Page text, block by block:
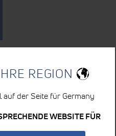
REGION
auf der Seite für Germany
WEBSITE FÜR